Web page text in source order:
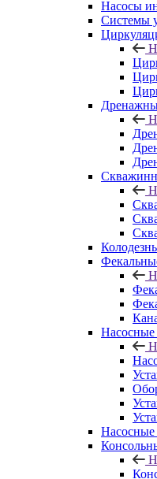
Насосы
Системы
Насосные
Насосные